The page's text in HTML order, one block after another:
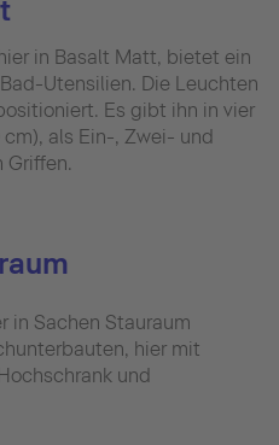
in Basalt Matt, bietet ein
Utensilien. Die Leuchten
Es gibt ihn in vier
als Ein-, Zwei- und
Griffen.
in Sachen Stauraum
hier mit
und